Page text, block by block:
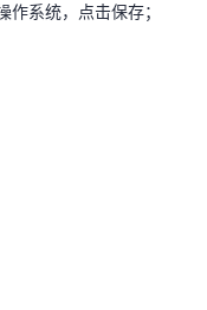
作系统，点击保存；